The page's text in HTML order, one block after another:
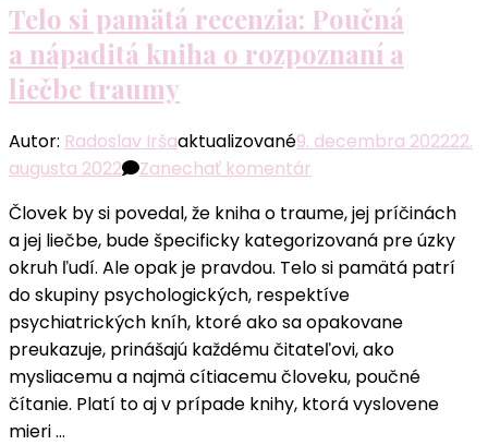
Telo si pamätá recenzia: Poučná
a nápaditá kniha o rozpoznaní a
liečbe traumy
Autor: Radoslav Iršaaktualizované9. decembra 202222.
augusta 2022
Zanechať komentár
Telo
si
pamätá
recenzia:
Poučná
a nápaditá
kniha
o rozpoznaní
Človek by si povedal, že kniha o traume, jej príčinách
a jej liečbe, bude špecificky kategorizovaná pre úzky
okruh ľudí. Ale opak je pravdou. Telo si pamätá patrí
do skupiny psychologických, respektíve
psychiatrických kníh, ktoré ako sa opakovane
preukazuje, prinášajú každému čitateľovi, ako
mysliacemu a najmä cítiacemu človeku, poučné
čítanie. Platí to aj v prípade knihy, ktorá vyslovene
mieri …